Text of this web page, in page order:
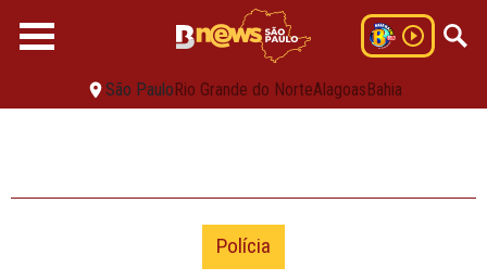
São PauloRio Grande do NorteAlagoasBahia
Polícia